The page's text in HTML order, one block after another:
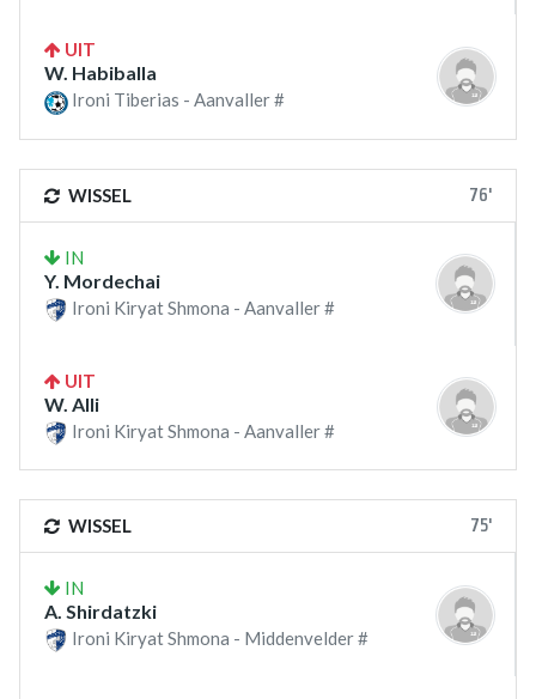
UIT
W. Habiballa
Ironi Tiberias - Aanvaller #
WISSEL 76'
IN
Y. Mordechai
Ironi Kiryat Shmona - Aanvaller #
UIT
W. Alli
Ironi Kiryat Shmona - Aanvaller #
WISSEL 75'
IN
A. Shirdatzki
Ironi Kiryat Shmona - Middenvelder #